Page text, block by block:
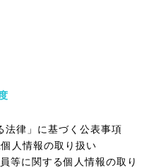
法律」に基づく公表事項
人情報の取り扱い
等に関する個人情報の取り